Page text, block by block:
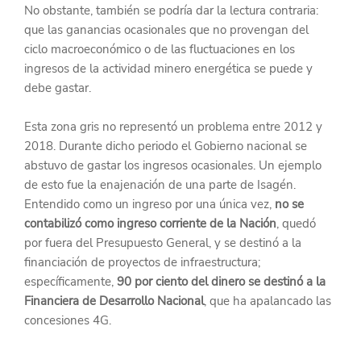
No obstante, también se podría dar la lectura contraria:
que las ganancias ocasionales que no provengan del
ciclo macroeconómico o de las fluctuaciones en los
ingresos de la actividad minero energética se puede y
debe gastar.
Esta zona gris no representó un problema entre 2012 y
2018. Durante dicho periodo el Gobierno nacional se
abstuvo de gastar los ingresos ocasionales. Un ejemplo
de esto fue la enajenación de una parte de Isagén.
Entendido como un ingreso por una única vez, no se
contabilizó como ingreso corriente de la Nación, quedó
por fuera del Presupuesto General, y se destinó a la
financiación de proyectos de infraestructura;
específicamente, 90 por ciento del dinero se destinó a la
Financiera de Desarrollo Nacional, que ha apalancado las
concesiones 4G.